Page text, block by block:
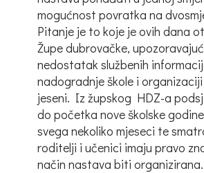
mogućnost povratka na
Pitanje je to koje je ovih dana
Župe dubrovačke,
nedostatak službenih
nadogradnje škole i
jeseni. Iz župskog HDZ-a
do početka nove školske
svega nekoliko mjeseci te
roditelji i učenici imaju pravo
način nastava biti organizirana.